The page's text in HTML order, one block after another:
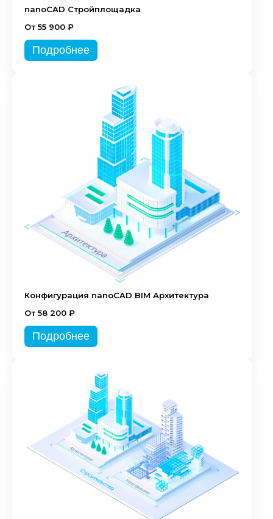
nanoCAD Стройплощадка
От 55 900 ₽
Подробнее
Конфигурация nanoCAD BIM Архитектура
От 58 200 ₽
Подробнее